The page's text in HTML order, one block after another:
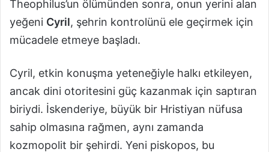
Theophilus’un ölümünden sonra, onun yerini alan
yeğeni Cyril, şehrin kontrolünü ele geçirmek için
mücadele etmeye başladı.
Cyril, etkin konuşma yeteneğiyle halkı etkileyen,
ancak dini otoritesini güç kazanmak için saptıran
biriydi. İskenderiye, büyük bir Hristiyan nüfusa
sahip olmasına rağmen, aynı zamanda
kozmopolit bir şehirdi. Yeni piskopos, bu